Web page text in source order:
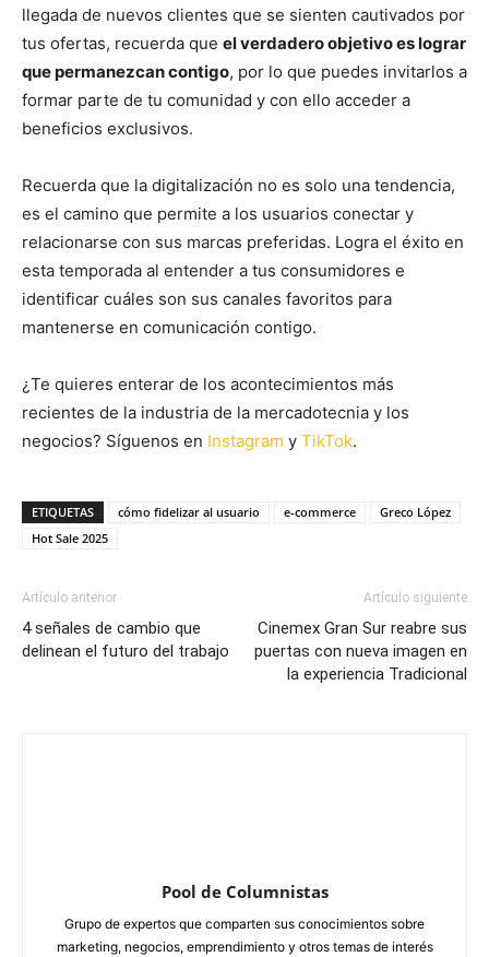
llegada de nuevos clientes que se sienten cautivados por
tus ofertas, recuerda que el verdadero objetivo es lograr
que permanezcan contigo, por lo que puedes invitarlos a
formar parte de tu comunidad y con ello acceder a
beneficios exclusivos.
Recuerda que la digitalización no es solo una tendencia,
es el camino que permite a los usuarios conectar y
relacionarse con sus marcas preferidas. Logra el éxito en
esta temporada al entender a tus consumidores e
identificar cuáles son sus canales favoritos para
mantenerse en comunicación contigo.
¿Te quieres enterar de los acontecimientos más
recientes de la industria de la mercadotecnia y los
negocios? Síguenos en Instagram y TikTok.
ETIQUETAS cómo fidelizar al usuario e-commerce
Greco López
Hot Sale 2025
Artículo anterior
4 señales de cambio que
delinean el futuro del trabajo
Artículo siguiente
Cinemex Gran Sur reabre sus
puertas con nueva imagen en
la experiencia Tradicional
Pool de Columnistas
Grupo de expertos que comparten sus conocimientos sobre
marketing, negocios, emprendimiento y otros temas de interés